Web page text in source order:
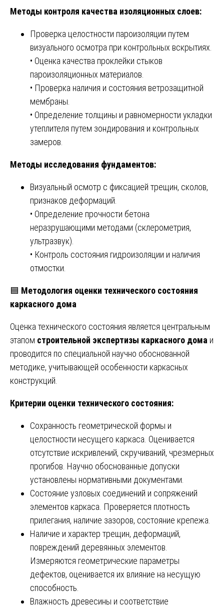
Методы контроля качества изоляционных слоев:
Проверка целостности пароизоляции путем
визуального осмотра при контрольных вскрытиях.
• Оценка качества проклейки стыков
пароизоляционных материалов.
• Проверка наличия и состояния ветрозащитной
мембраны.
• Определение толщины и равномерности укладки
утеплителя путем зондирования и контрольных
замеров.
Методы исследования фундаментов:
Визуальный осмотр с фиксацией трещин, сколов,
признаков деформаций.
• Определение прочности бетона
неразрушающими методами (склерометрия,
ультразвук).
• Контроль состояния гидроизоляции и наличия
отмостки.
🟦 Методология оценки технического состояния
каркасного дома
Оценка технического состояния является центральным
этапом строительной экспертизы каркасного дома и
проводится по специальной научно обоснованной
методике, учитывающей особенности каркасных
конструкций.
Критерии оценки технического состояния:
Сохранность геометрической формы и
целостности несущего каркаса. Оценивается
отсутствие искривлений, скручиваний, чрезмерных
прогибов. Научно обоснованные допуски
установлены нормативными документами.
Состояние узловых соединений и сопряжений
элементов каркаса. Проверяется плотность
прилегания, наличие зазоров, состояние крепежа.
Наличие и характер трещин, деформаций,
повреждений деревянных элементов.
Измеряются геометрические параметры
дефектов, оценивается их влияние на несущую
способность.
Влажность древесины и соответствие